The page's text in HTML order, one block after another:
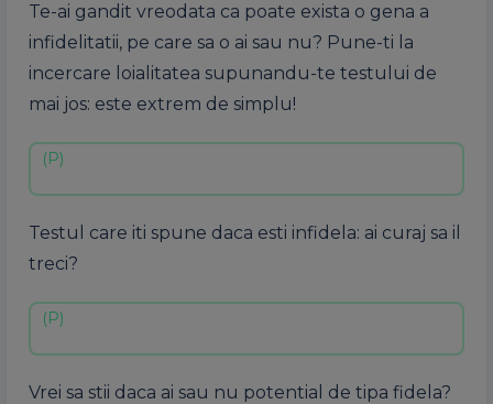
Te-ai gandit vreodata ca poate exista o gena a
infidelitatii, pe care sa o ai sau nu? Pune-ti la
incercare loialitatea supunandu-te testului de
mai jos: este extrem de simplu!
Testul care iti spune daca esti infidela: ai curaj sa il
treci?
Vrei sa stii daca ai sau nu potential de tipa fidela?